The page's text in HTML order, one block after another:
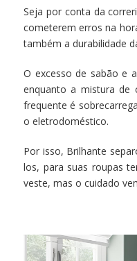
Seja por conta da
cometerem erros na
também a durabilidade
O excesso de sabão e
enquanto a mistura de
frequente é
o eletrodoméstico.
Por isso, Brilhante
los, para suas roupas
veste, mas o cuidado